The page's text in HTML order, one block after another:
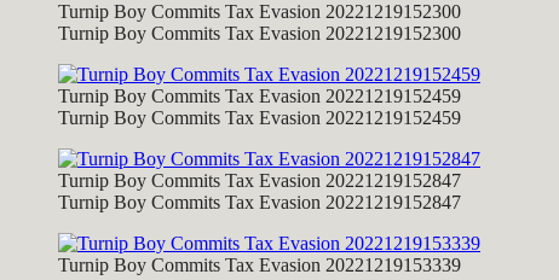
Turnip Boy Commits Tax Evasion 20221219152300
Turnip Boy Commits Tax Evasion 20221219152300
Turnip Boy Commits Tax Evasion 20221219152459
Turnip Boy Commits Tax Evasion 20221219152459
Turnip Boy Commits Tax Evasion 20221219152847
Turnip Boy Commits Tax Evasion 20221219152847
Turnip Boy Commits Tax Evasion 20221219153339